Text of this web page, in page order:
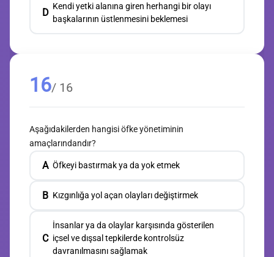
D
Kendi yetki alanına giren herhangi bir olayı
başkalarının üstlenmesini beklemesi
16/ 16
Aşağıdakilerden hangisi öfke yönetiminin
amaçlarındandır?
A Öfkeyi bastırmak ya da yok etmek
B Kızgınlığa yol açan olayları değiştirmek
C
İnsanlar ya da olaylar karşısında gösterilen
içsel ve dışsal tepkilerde kontrolsüz
davranılmasını sağlamak